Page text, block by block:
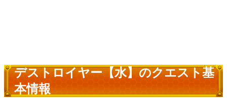
デストロイヤー【水】のクエスト基
本情報